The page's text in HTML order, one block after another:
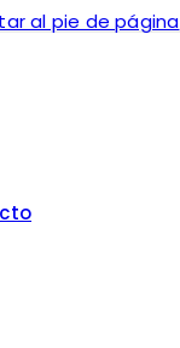
al pie de página